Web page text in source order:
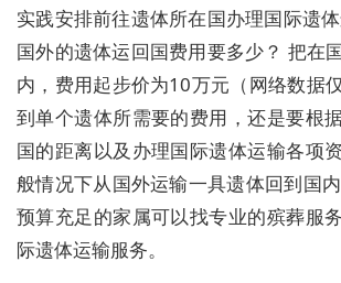
实践安排前往遗体所在国办理国际遗
国外的遗体运回国费用要多少？ 把在
内，费用起步价为10万元（网络数据
到单个遗体所需要的费用，还是要根
国的距离以及办理国际遗体运输各项
般情况下从国外运输一具遗体回到国
预算充足的家属可以找专业的殡葬服
际遗体运输服务。